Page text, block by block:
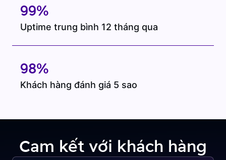
99%
Uptime trung bình 12 tháng qua
98%
Khách hàng đánh giá 5 sao
Cam kết với khách hàng